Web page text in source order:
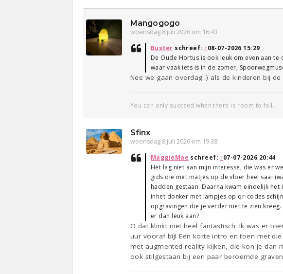
Mangogogo
woensdag 8 juli 2026 om 16:43
Buster schreef: ↑08-07-2026 15:29
De Oude Hortus is ook leuk om even aan
waar vaak iets is in de zomer,
Nee we gaan overdag:-) als de kinderen bij de
You can only succeed when there is room to fail.
Sfinx
woensdag 8 juli 2026 om 19:38
MaggieMae schreef: ↑07-07-2026 20:44
Het lag niet aan mijn interesse, die was er
gids die met matjes op de vloer heel saai
hadden gestaan. Daarna kwam eindelijk
inhet donker met lampjes op qr-codes
opgravingen die je verder niet te zien
er dan leuk aan?
O dat klinkt niet heel fantastisch. Ik was er
uur vooraf bij! Een korte intro en toen met
met augmented reality kijken, die kon je dan
ook stilgestaan bij een paar beroemde